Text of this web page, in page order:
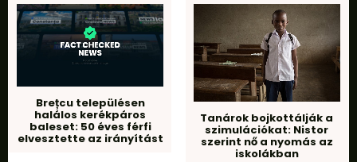
Brețcu településen
halálos kerékpáros
baleset: 50 éves férfi
elvesztette az irányítást
Tanárok bojkottálják a
szimulációkat: Nistor
szerint nő a nyomás az
iskolákban